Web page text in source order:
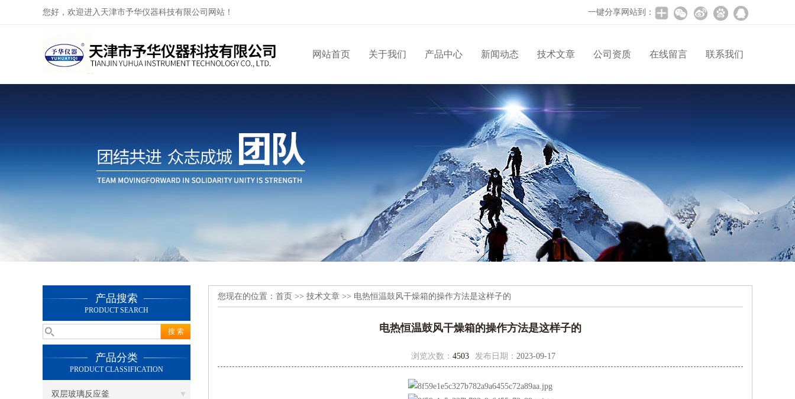
您好，欢迎进入天津市予华仪器科技有限公司网站！ 一键分享网站到：
网站首页 关于我们 产品中心 新闻动态 技术文章 公司资质 在线留言 联系我们
产品搜索
PRODUCT SEARCH
产品分类
PRODUCT CLASSIFICATION
双层玻璃反应釜
您现在的位置： 首页 >> 技术文章 >> 电热恒温鼓风干燥箱的操作方法是这样子的
电热恒温鼓风干燥箱的操作方法是这样子的
浏览次数： 4503 发布日期： 2023-09-17